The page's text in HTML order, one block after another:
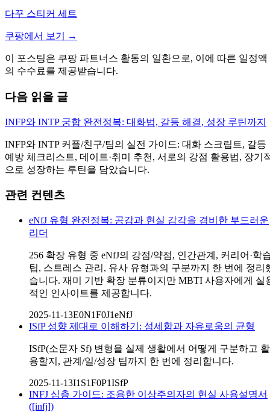
다꾸 스티커 세트
쿠팡에서 보기 →
이 포스팅은 쿠팡 파트너스 활동의 일환으로, 이에 따른 일정액
의 수수료를 제공받습니다.
다음 읽을 글
INFP와 INTP 궁합 완전정복: 대화법, 갈등 해결, 성장 루틴까지
INFP와 INTP 커플/친구/팀의 실전 가이드: 대화 스크립트, 갈등
예방 체크리스트, 데이트·취미 추천, 서로의 강점 활용법, 장기
으로 성장하는 루틴을 담았습니다.
관련 컨텐츠
eNfJ 유형 완전정복: 공감과 현실 감각을 겸비한 부드러운
리더
256 확장 유형 중 eNfJ의 강점/약점, 인간관계, 커리어·학
팁, 스트레스 관리, 유사 유형과의 구분까지 한 번에 정리
습니다. 재미 기반 확장 분류이지만 MBTI 사용자에게 실
적인 인사이트를 제공합니다.
2025-11-13E0N1F0J1eNfJ
ISfP 성향 제대로 이해하기: 섬세함과 자유로움의 균형
ISfP(소문자 Sf) 변형을 실제 생활에서 어떻게 구분하고 활
용할지, 관계/일/성장 팁까지 한 번에 정리합니다.
2025-11-13I1S1F0P1ISfP
INFJ 심층 가이드: 조용한 이상주의자의 현실 사용설명서
([infj])